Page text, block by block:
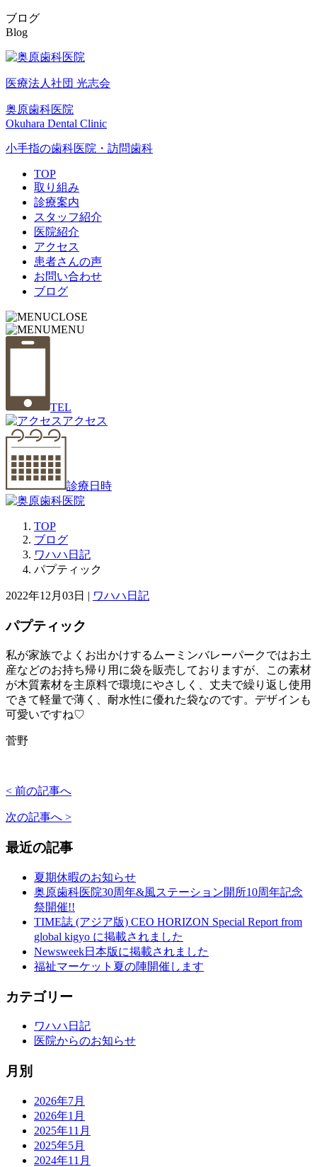
ブログ
Blog
医療法人社団 光志会
奥原歯科医院
Okuhara Dental Clinic
小手指の歯科医院・訪問歯科
TOP
取り組み
診療案内
スタッフ紹介
医院紹介
アクセス
患者さんの声
お問い合わせ
ブログ
CLOSE
MENU
TEL
アクセス
診療日時
TOP
ブログ
ワハハ日記
パプティック
2022年12月03日 | ワハハ日記
パプティック
私が家族でよくお出かけするムーミンバレーパークではお土
産などのお持ち帰り用に袋を販売しておりますが、この素材
が木質素材を主原料で環境にやさしく、丈夫で繰り返し使用
できて軽量で薄く、耐水性に優れた袋なのです。デザインも
可愛いですね♡
菅野
< 前の記事へ
次の記事へ >
最近の記事
夏期休暇のお知らせ
奥原歯科医院30周年&風ステーション開所10周年記念
祭開催!!
TIME誌 (アジア版) CEO HORIZON Special Report from
global kigyo に掲載されました
Newsweek日本版に掲載されました
福祉マーケット夏の陣開催します
カテゴリー
ワハハ日記
医院からのお知らせ
月別
2026年7月
2026年1月
2025年11月
2025年5月
2024年11月